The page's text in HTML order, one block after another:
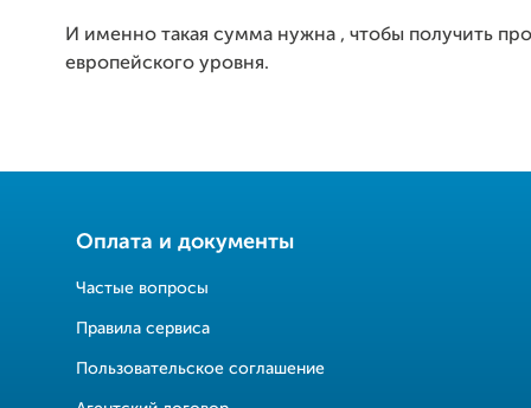
И именно такая сумма нужна , чтобы получить
европейского уровня.
Оплата и документы
Частые вопросы
Правила сервиса
Пользовательское соглашение